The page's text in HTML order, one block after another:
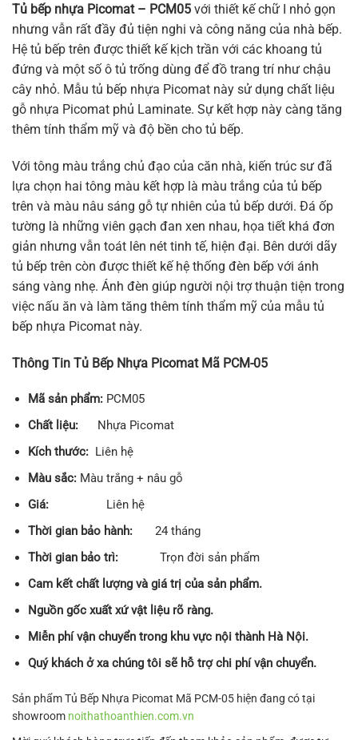
Tủ bếp nhựa Picomat – PCM05 với thiết kế chữ I nhỏ gọn
nhưng vẫn rất đầy đủ tiện nghi và công năng của nhà bếp.
Hệ tủ bếp trên được thiết kế kịch trần với các khoang tủ
đứng và một số ô tủ trống dùng để đồ trang trí như chậu
cây nhỏ. Mẫu tủ bếp nhựa Picomat này sử dụng chất liệu
gỗ nhựa Picomat phủ Laminate. Sự kết hợp này càng tăng
thêm tính thẩm mỹ và độ bền cho tủ bếp.
Với tông màu trắng chủ đạo của căn nhà, kiến trúc sư đã
lựa chọn hai tông màu kết hợp là màu trắng của tủ bếp
trên và màu nâu sáng gỗ tự nhiên của tủ bếp dưới. Đá ốp
tường là những viên gạch đan xen nhau, họa tiết khá đơn
giản nhưng vẫn toát lên nét tinh tế, hiện đại. Bên dưới dãy
tủ bếp trên còn được thiết kế hệ thống đèn bếp với ánh
sáng vàng nhẹ. Ánh đèn giúp người nội trợ thuận tiện trong
việc nấu ăn và làm tăng thêm tính thẩm mỹ của mẫu tủ
bếp nhựa Picomat này.
Thông Tin Tủ Bếp Nhựa Picomat Mã PCM-05
Mã sản phẩm: PCM05
Chất liệu:
Nhựa Picomat
Kích thước: Liên hệ
Màu sắc:Màu trắng + nâu gỗ
Giá:Liên hệ
Thời gian bảo hành:24 tháng
Thời gian bảo trì:
Trọn đời sản phẩm
Cam kết chất lượng và giá trị của sản phẩm.
Nguồn gốc xuất xứ vật liệu rõ ràng.
Miễn phí vận chuyển trong khu vực nội thành Hà Nội.
Quý khách ở xa chúng tôi sẽ hỗ trợ chi phí vận chuyển.
Sản phẩm Tủ Bếp Nhựa Picomat Mã PCM-05 hiện đang có tại
showroom noithathoanthien.com.vn